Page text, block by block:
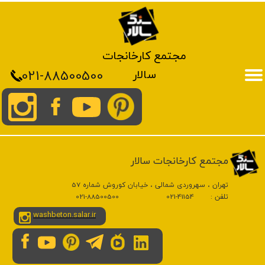
021-88500500
مجتمع کارخانجات
سالار
​مجتمع کارخانجات سالار
تهران ، سهروردی شمالی ، خیابان کوروش شماره 57
تلفن : 41154-021 88500500-021
washbeton.salar.ir